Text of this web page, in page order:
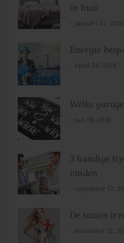
in huis
januari 13, 2018
Energie
april 24, 2018
Welke
juli 18, 2018
3 handige
vinden
september 17,
De tassen
november 21,